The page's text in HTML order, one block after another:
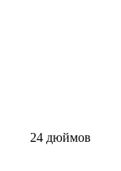
24 дюймов